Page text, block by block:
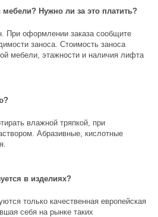
Нужно ли за это платить?
При оформлении заказа сообщите
заноса. Стоимость заноса
мебели, этажности и наличия лифта
влажной тряпкой, при
Абразивные, кислотные
в изделиях?
только качественная европейская
себя на рынке таких